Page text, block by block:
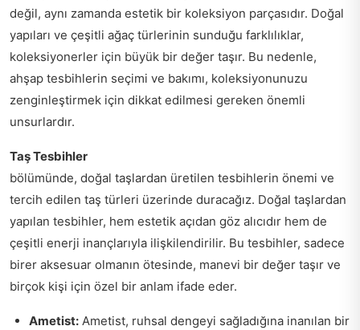
değil, aynı zamanda estetik bir koleksiyon parçasıdır. Doğal
yapıları ve çeşitli ağaç türlerinin sunduğu farklılıklar,
koleksiyonerler için büyük bir değer taşır. Bu nedenle,
ahşap tesbihlerin seçimi ve bakımı, koleksiyonunuzu
zenginleştirmek için dikkat edilmesi gereken önemli
unsurlardır.
Taş Tesbihler
bölümünde, doğal taşlardan üretilen tesbihlerin önemi ve
tercih edilen taş türleri üzerinde duracağız. Doğal taşlardan
yapılan tesbihler, hem estetik açıdan göz alıcıdır hem de
çeşitli enerji inançlarıyla ilişkilendirilir. Bu tesbihler, sadece
birer aksesuar olmanın ötesinde, manevi bir değer taşır ve
birçok kişi için özel bir anlam ifade eder.
Ametist: Ametist, ruhsal dengeyi sağladığına inanılan bir